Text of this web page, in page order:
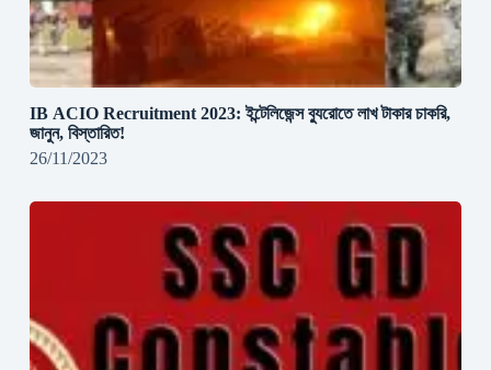
IB ACIO Recruitment 2023: ইন্টেলিজেন্স ব্যুরোতে লাখ টাকার চাকরি,
জানুন, বিস্তারিত!
26/11/2023